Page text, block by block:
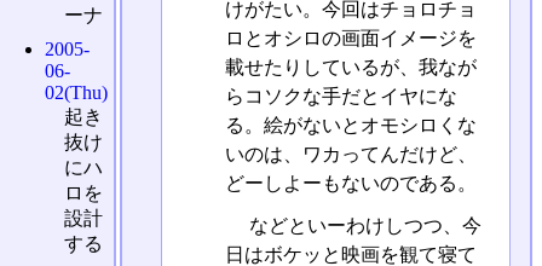
けがたい。今回はチョロチョ
ロとオシロの画面イメージを
載せたりしているが、我なが
らコソクな手だとイヤにな
る。絵がないとオモシロくな
いのは、ワカってんだけど、
どーしよーもないのである。
などといーわけしつつ、今
日はボケッと映画を観て寝て
ーナ
2005-
06-
02(Thu)
起き
抜け
にハ
ロを
設計
する